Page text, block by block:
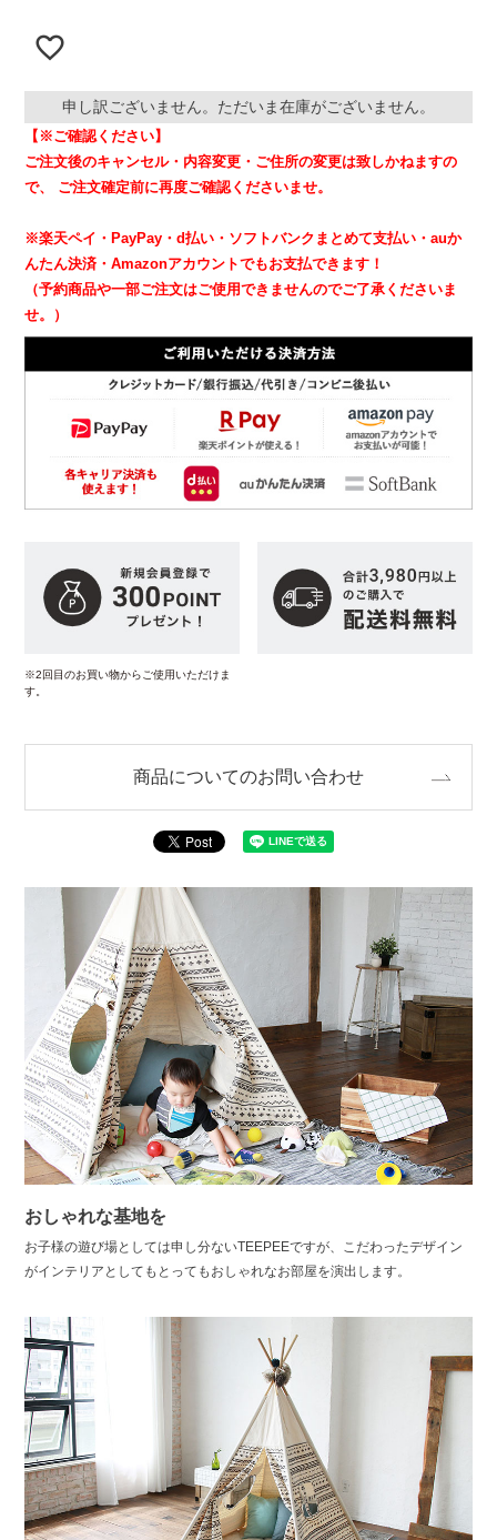
申し訳ございません。ただいま在庫がございません。
【※ご確認ください】
ご注文後のキャンセル・内容変更・ご住所の変更は致しかねますの
で、
ご注文確定前に再度ご確認くださいませ。
※楽天ペイ・PayPay・d払い・ソフトバンクまとめて支払い・auか
んたん決済・Amazonアカウントでもお支払できます！
（予約商品や一部ご注文はご使用できませんのでご了承くださいま
せ。）
※2回目のお買い物からご使用いただけま
す。
商品についてのお問い合わせ
おしゃれな基地を
お子様の遊び場としては申し分ないTEEPEEですが、こだわったデザイン
がインテリアとしてもとってもおしゃれなお部屋を演出します。